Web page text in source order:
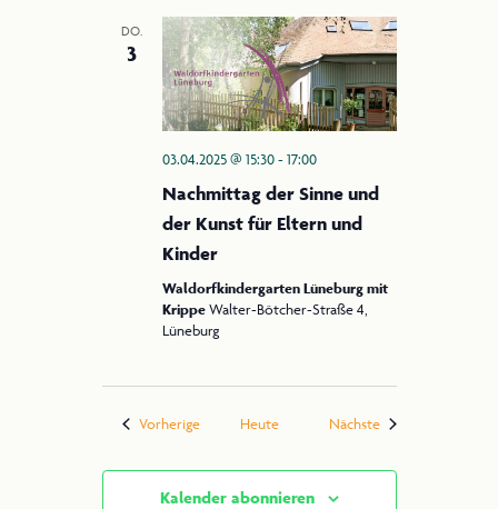
DO.
3
03.04.2025 @ 15:30-17:00
Nachmittag der Sinne und
der Kunst für Eltern und
Kinder
Waldorfkindergarten Lüneburg mit
KrippeWalter-Bötcher-Straße 4,
Lüneburg
VorherigeVeranstaltungen
Heute NächsteVeranstaltungen
Kalender abonnieren